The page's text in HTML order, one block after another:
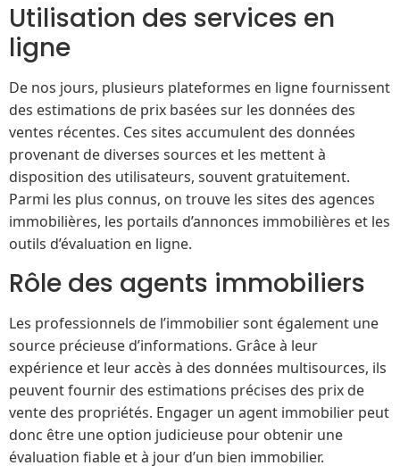
Utilisation des services en
ligne
De nos jours, plusieurs plateformes en ligne fournissent
des estimations de prix basées sur les données des
ventes récentes. Ces sites accumulent des données
provenant de diverses sources et les mettent à
disposition des utilisateurs, souvent gratuitement.
Parmi les plus connus, on trouve les sites des agences
immobilières, les portails d’annonces immobilières et les
outils d’évaluation en ligne.
Rôle des agents immobiliers
Les professionnels de l’immobilier sont également une
source précieuse d’informations. Grâce à leur
expérience et leur accès à des données multisources, ils
peuvent fournir des estimations précises des prix de
vente des propriétés. Engager un agent immobilier peut
donc être une option judicieuse pour obtenir une
évaluation fiable et à jour d’un bien immobilier.